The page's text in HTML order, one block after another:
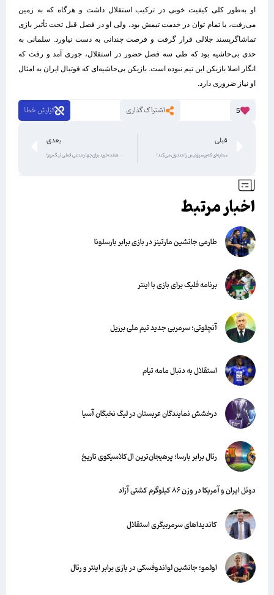
او به‌طور کلی کیفیت خوبی در ترکیب استقلال داشت و هرگاه که به زمین
می‌رفت، با تمام توان در خدمت تیمش بود، ولی او در فصل قبل تحت تأثیر بازی
تماشاگرپسند جلالی قرار گرفت و فرصت چندانی به دست نیاورد. سلمانی به
حدی بی‌حاشیه بود که طی سه فصل حضور در استقلال، جوری آمد و رفت که
انگار اصلا بازیکن این تیم نبوده است. بازیکن بی‌حاشیه‌ای که فوتبال ایران به امثال
او نیاز ضروری دارد.
5 اشتراک گذاری گزارش خطا
قبلی
ستاره‌ای که پرسپولیس را متحول می‌کند!
بعدی
هفت خرید برای چهار مدعی اصلی لیگ برتر!
اخبار مرتبط
طارمی جانشین مارتینز در بازی برابر بارسلونا
برنامه فلیک برای بازی با اینتر
آنچلوتی؛ سرمربی جدید تیم ملی برزیل
استقلال به دنبال مامه تیام
درخشش نمایندگان عربستان در لیگ نخبگان آسیا
رئال برابر بارسا؛ پرهیجان‌‌ترین ال‌کلاسیکوی تاریخ
دوئل ایران و آمریکا در وزن ۸۶ کیلوگرم کشتی آزاد
کاندیداهای سرمربیگری استقلال
اولمو؛ جانشین لواندوفسکی در بازی برابر اینتر و رئال